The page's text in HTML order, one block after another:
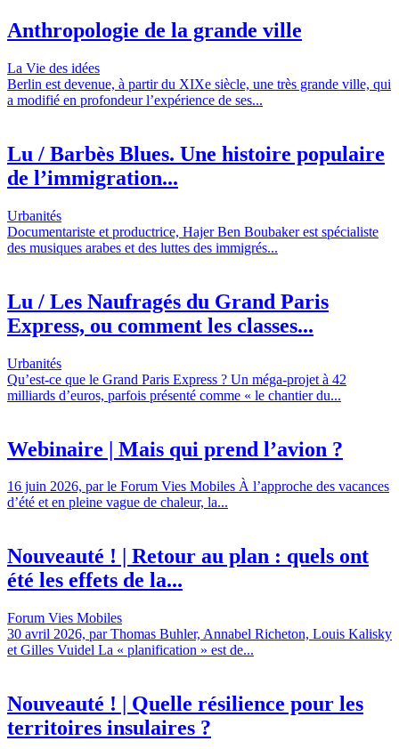
Anthropologie de la grande ville
La Vie des idées
Berlin est devenue, à partir du XIXe siècle, une très grande ville, qui
a modifié en profondeur l’expérience de ses...
Lu / Barbès Blues. Une histoire populaire
de l’immigration...
Urbanités
Documentariste et productrice, Hajer Ben Boubaker est spécialiste
des musiques arabes et des luttes des immigrés...
Lu / Les Naufragés du Grand Paris
Express, ou comment les classes...
Urbanités
Qu’est-ce que le Grand Paris Express ? Un méga-projet à 42
milliards d’euros, parfois présenté comme « le chantier du...
Webinaire | Mais qui prend l’avion ?
16 juin 2026, par le Forum Vies Mobiles À l’approche des vacances
d’été et en pleine vague de chaleur, la...
Nouveauté ! | Retour au plan : quels ont
été les effets de la...
Forum Vies Mobiles
30 avril 2026, par Thomas Buhler, Annabel Richeton, Louis Kalisky
et Gilles Vuidel La « planification » est de...
Nouveauté ! | Quelle résilience pour les
territoires insulaires ?